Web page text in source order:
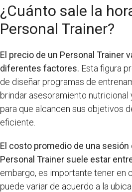
¿Cuánto sale la
Personal Trainer?
El precio de un Personal Trainer
diferentes factores. Esta figura
de diseñar programas de
brindar asesoramiento
para que alcancen sus objetivos
eficiente.
El costo promedio de una sesión
Personal Trainer suele estar
embargo, es importante tener en
puede variar de acuerdo a la